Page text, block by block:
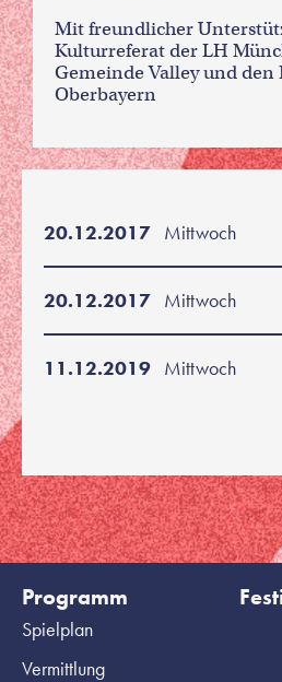
Mit freundlicher
Kulturreferat der LH
Gemeinde Valley und den
Oberbayern
20.12.2017 Mittwoch
20.12.2017 Mittwoch
11.12.2019 Mittwoch
Programm
Spielplan
Vermittlung